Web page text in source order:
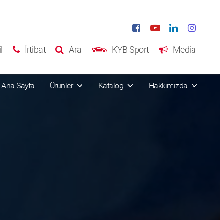
İrtibat Ara KYB Sport Media
Ana Sayfa Ürünler Katalog Hakkımızda